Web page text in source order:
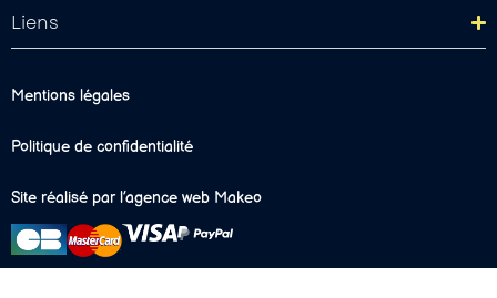
Liens
Mentions légales
Politique de confidentialité
Site réalisé par l’agence web Makeo